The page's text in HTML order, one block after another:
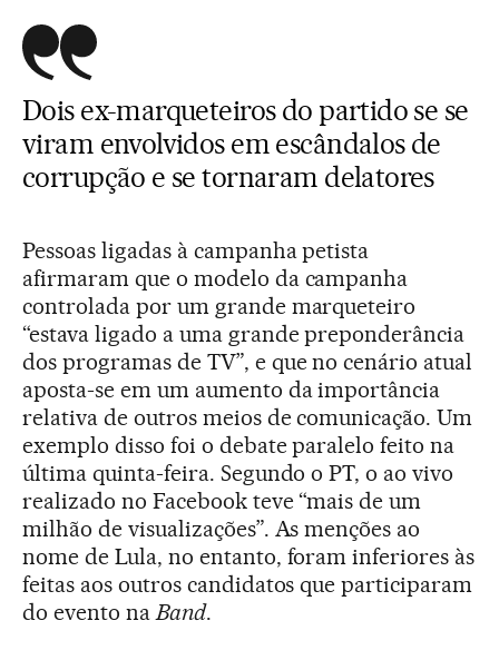
Dois ex-marqueteiros do partido se se
viram envolvidos em escândalos de
corrupção e se tornaram delatores
Pessoas ligadas à campanha petista
afirmaram que o modelo da campanha
controlada por um grande marqueteiro
“estava ligado a uma grande preponderância
dos programas de TV”, e que no cenário atual
aposta-se em um aumento da importância
relativa de outros meios de comunicação. Um
exemplo disso foi o debate paralelo feito na
última quinta-feira. Segundo o PT, o ao vivo
realizado no Facebook teve “mais de um
milhão de visualizações”. As menções ao
nome de Lula, no entanto, foram inferiores às
feitas aos outros candidatos que participaram
do evento na Band.